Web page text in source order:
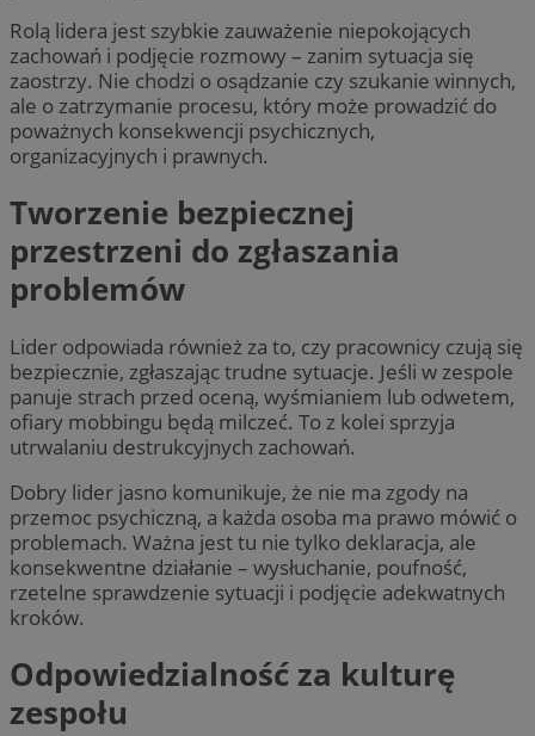
Rolą lidera jest szybkie zauważenie niepokojących
zachowań i podjęcie rozmowy – zanim sytuacja się
zaostrzy. Nie chodzi o osądzanie czy szukanie winnych,
ale o zatrzymanie procesu, który może prowadzić do
poważnych konsekwencji psychicznych,
organizacyjnych i prawnych.
Tworzenie bezpiecznej
przestrzeni do zgłaszania
problemów
Lider odpowiada również za to, czy pracownicy czują się
bezpiecznie, zgłaszając trudne sytuacje. Jeśli w zespole
panuje strach przed oceną, wyśmianiem lub odwetem,
ofiary mobbingu będą milczeć. To z kolei sprzyja
utrwalaniu destrukcyjnych zachowań.
Dobry lider jasno komunikuje, że nie ma zgody na
przemoc psychiczną, a każda osoba ma prawo mówić o
problemach. Ważna jest tu nie tylko deklaracja, ale
konsekwentne działanie – wysłuchanie, poufność,
rzetelne sprawdzenie sytuacji i podjęcie adekwatnych
kroków.
Odpowiedzialność za kulturę
zespołu